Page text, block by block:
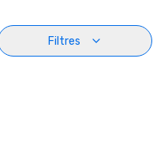
Filtres